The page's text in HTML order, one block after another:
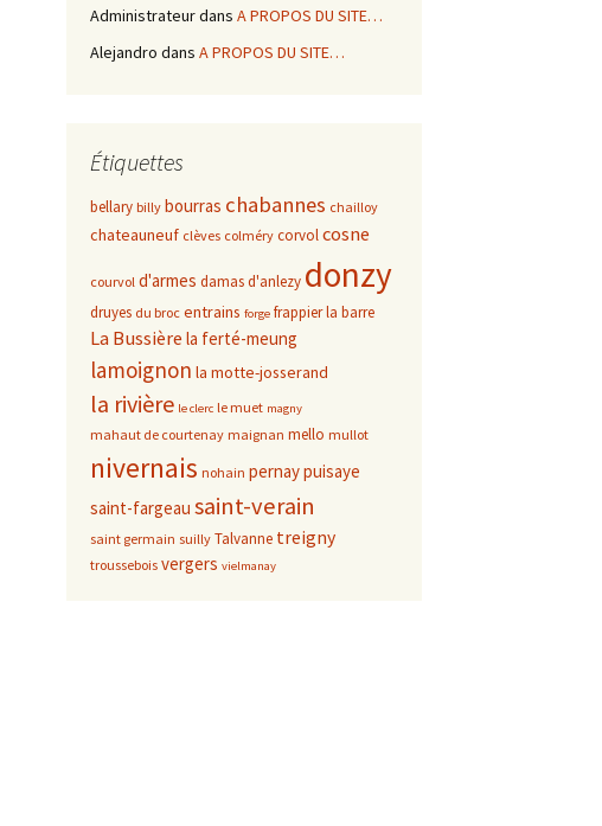
Administrateurdans A PROPOS DU SITE…
Alejandro dans A PROPOS DU SITE…
Étiquettes
bellary billy bourras chabannes chailloy
chateauneuf clèves colméry corvolcosne
courvol d'armes damas d'anlezy donzy
druyes du broc entrains forge frappierla barre
La Bussière la ferté-meung
lamoignon la motte-josserand
la rivière le clerc le muet magny
mahaut de courtenay maignan mello mullot
nivernais nohain pernaypuisaye
saint-fargeau saint-verain
saint germain suilly Talvanne treigny
troussebois vergers vielmanay